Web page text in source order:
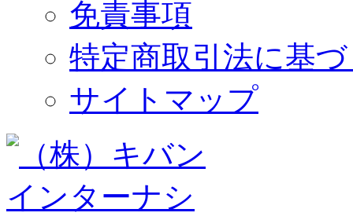
免責事項
特定商取引法に基
サイトマップ